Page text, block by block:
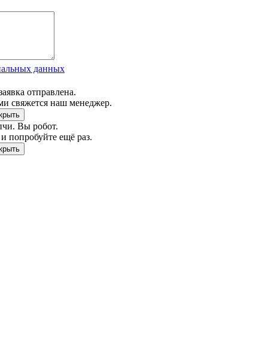
данных
отправлена.
свяжется наш менеджер.
Вы робот.
попробуйте ещё раз.